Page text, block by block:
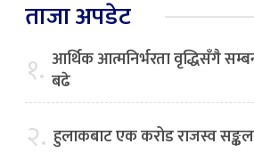
ताजा अपडेट
१. आर्थिक आत्मनिर्भरता वृद्धिसँगै
बढे
२. हुलाकबाट एक करोड राजस्व